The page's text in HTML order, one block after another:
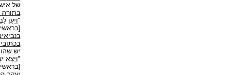
של
בתורה
"וַיַּעַן
יש
"וַיֵּצֵא